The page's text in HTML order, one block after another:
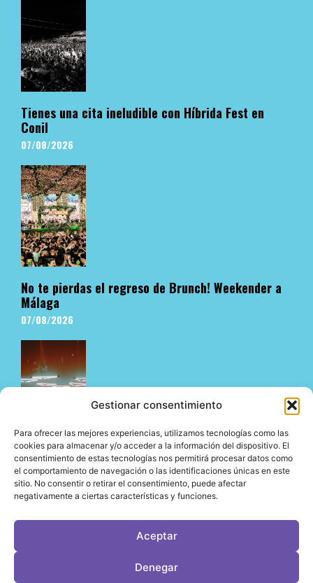
Gestionar consentimiento
Para ofrecer las mejores experiencias, utilizamos tecnologías como las
cookies para almacenar y/o acceder a la información del dispositivo. El
consentimiento de estas tecnologías nos permitirá procesar datos como
el comportamiento de navegación o las identificaciones únicas en este
sitio. No consentir o retirar el consentimiento, puede afectar
negativamente a ciertas características y funciones.
Aceptar
Denegar
Tienes una cita ineludible con Híbrida Fest en
Conil
07/08/2026
No te pierdas el regreso de Brunch! Weekender a
Málaga
07/08/2026
El underground en Ibiza es cosa de Pyramid
06/08/2026
Desarrollo web por OrigenDigitalContacto: info@leviragetv